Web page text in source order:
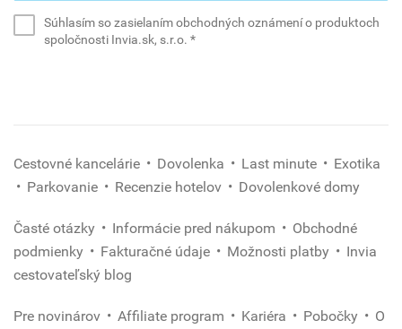
Súhlasím so zasielaním obchodných oznámení o produktoch
spoločnosti Invia.sk, s.r.o. *(povinné)
Cestovné kancelárie Dovolenka Last minute
Exotika
Parkovanie
Recenzie hotelov Dovolenkové domy
Časté otázky Informácie pred nákupom
Obchodné
podmienky
Fakturačné údaje Možnosti platby
Invia
cestovateľský blog
Pre novinárov Affiliate program Kariéra Pobočky
O